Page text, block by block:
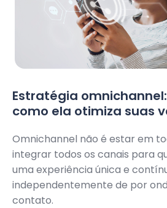
Estratégia
como ela otimiza suas
Omnichannel não é estar em
integrar todos os canais para
uma experiência única e
independentemente de por
contato.